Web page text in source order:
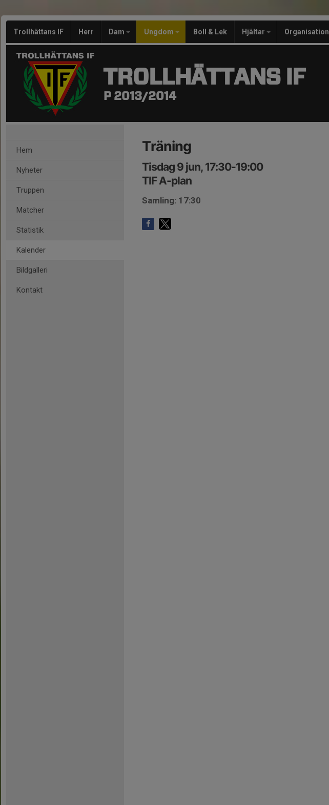
Trollhättans IF Herr Dam Ungdom Boll & Lek Hjältar Organisation
TROLLHÄTTANS IF
P 2013/2014
Hem
Nyheter
Truppen
Matcher
Statistik
Kalender
Bildgalleri
Kontakt
Träning
Tisdag 9 jun, 17:30-19:00
TIF A-plan
Samling: 17:30